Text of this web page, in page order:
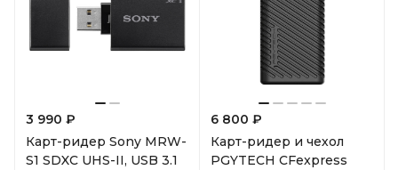
3 990 ₽
Карт-ридер Sony MRW-
S1 SDXC UHS-II, USB 3.1
6 800 ₽
Карт-ридер и чехол
PGYTECH CFexpress